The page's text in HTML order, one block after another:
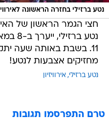
נטע ברזילי בחזרה הראשונה לאירוויזיון
חצי הגמר הראשון של
11. בשבת באותה שעה
מחזיקים אצבעות לנטע!
נטע ברזילי אירוויזיון
טרם התפרסמו תגובות